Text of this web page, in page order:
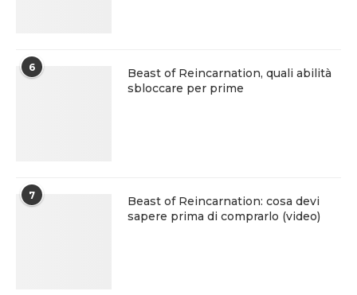
6
Beast of Reincarnation, quali abilità
sbloccare per prime
7
Beast of Reincarnation: cosa devi
sapere prima di comprarlo (video)